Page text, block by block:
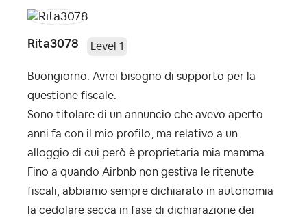
Rita3078 Level 1
Buongiorno. Avrei bisogno di supporto per la
questione fiscale.
Sono titolare di un annuncio che avevo aperto
anni fa con il mio profilo, ma relativo a un
alloggio di cui però è proprietaria mia mamma.
Fino a quando Airbnb non gestiva le ritenute
fiscali, abbiamo sempre dichiarato in autonomia
la cedolare secca in fase di dichiarazione dei